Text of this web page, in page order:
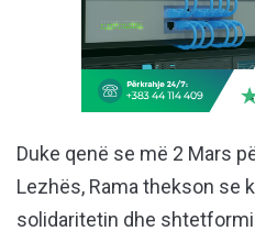
Duke qenë se më 2 Mars
Lezhës, Rama thekson se
solidaritetin dhe